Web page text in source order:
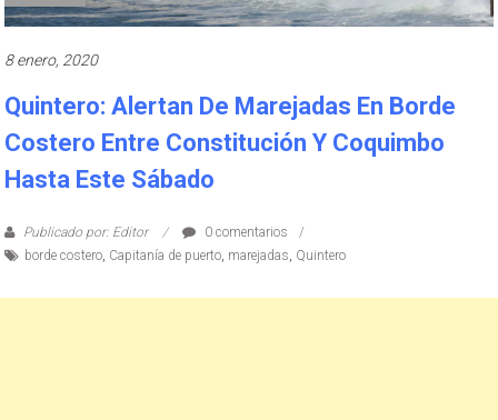
8 enero, 2020
Quintero: Alertan De Marejadas En Borde
Costero Entre Constitución Y Coquimbo
Hasta Este Sábado
Publicado por: Editor
0 comentarios
borde costero Capitanía de puerto marejadas Quintero